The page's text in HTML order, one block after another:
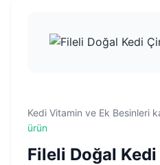
Kedi Vitamin ve Ek Besinleri
ürün
Fileli Doğal